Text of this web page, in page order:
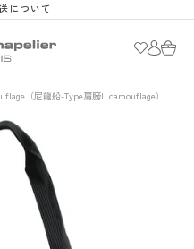
について
入
購
物
（尼龍船-Type肩膀L camouflage）